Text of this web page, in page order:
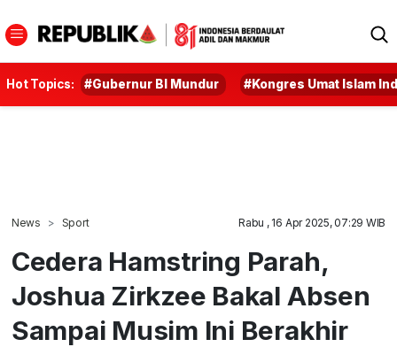
Hot Topics: #Gubernur BI Mundur #Kongres Umat Islam
News Sport Rabu , 16 Apr 2025, 07:29 WIB
Cedera Hamstring Parah,
Joshua Zirkzee Bakal Absen
Sampai Musim Ini Berakhir